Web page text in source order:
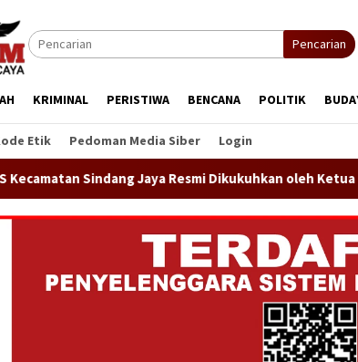
Pencarian
KRIMINAL PERISTIWA BENCANA POLITIK
Etik Pedoman Media Siber Login
Resmi Dikukuhkan oleh Ketua DPP GEMAS Jaenudin